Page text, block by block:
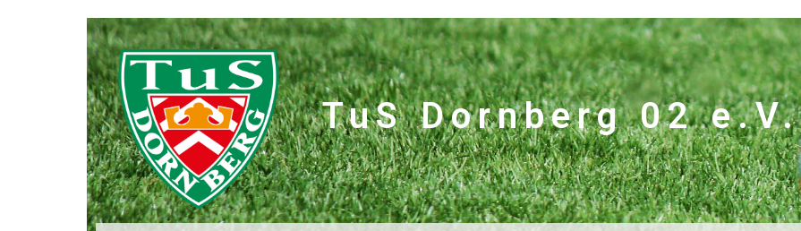
TuS Dornberg 02 e.V.